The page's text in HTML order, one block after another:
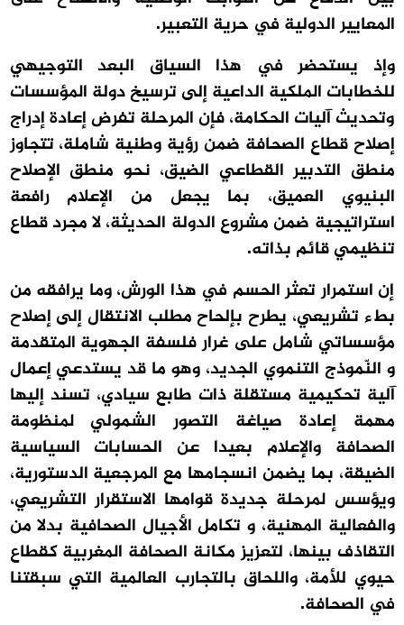
المعايير الدولية في حرية التعبير.
وإذ يستحضر في هذا السياق البعد التوجيهي
للخطابات الملكية الداعية إلى ترسيخ دولة المؤسسات
وتحديث آليات الحكامة، فإن المرحلة تفرض إعادة إدراج
إصلاح قطاع الصحافة ضمن رؤية وطنية شاملة، تتجاوز
منطق التدبير القطاعي الضيق، نحو منطق الإصلاح
البنيوي العميق، بما يجعل من الإعلام رافعة
استراتيجية ضمن مشروع الدولة الحديثة، لا مجرد قطاع
تنظيمي قائم بذاته.
إن استمرار تعثر الحسم في هذا الورش، وما يرافقه من
بطء تشريعي، يطرح بإلحاح مطلب الانتقال إلى إصلاح
مؤسساتي شامل على غرار فلسفة الجهوية المتقدمة
و النّموذج التنموي الجديد، وهو ما قد يستدعي إعمال
آلية تحكيمية مستقلة ذات طابع سيادي، تسند إليها
مهمة إعادة صياغة التصور الشمولي لمنظومة
الصحافة والإعلام بعيدا عن الحسابات السياسية
الضيقة، بما يضمن انسجامها مع المرجعية الدستورية،
ويؤسس لمرحلة جديدة قوامها الاستقرار التشريعي،
والفعالية المهنية، و تكامل الأجيال الصحافية بدلا من
التقاذف بينها، لتعزيز مكانة الصحافة المغربية كقطاع
حيوي للأمة، واللحاق بالتجارب العالمية التي سبقتنا
في الصحافة.